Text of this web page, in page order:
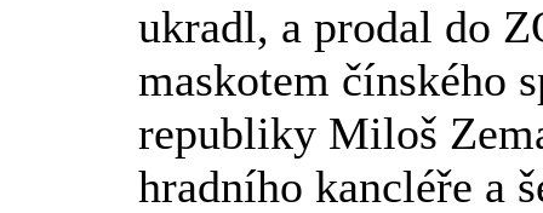
ukradl, a prodal do
maskotem čínského
republiky Miloš
hradního kancléře a